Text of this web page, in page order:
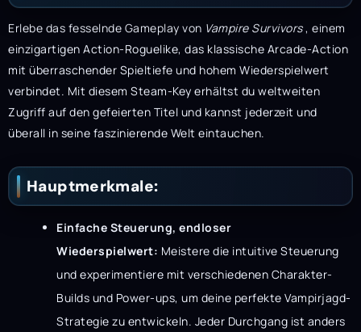
Erlebe das fesselnde Gameplay von Vampire Survivors, einem
einzigartigen Action-Roguelike, das klassische Arcade-Action
mit überraschender Spieltiefe und hohem Wiederspielwert
verbindet. Mit diesem Steam-Key erhältst du weltweiten
Zugriff auf den gefeierten Titel und kannst jederzeit und
überall in seine faszinierende Welt eintauchen.
Hauptmerkmale:
Einfache Steuerung, endloser
Wiederspielwert: Meistere die intuitive Steuerung
und experimentiere mit verschiedenen Charakter-
Builds und Power-ups, um deine perfekte Vampirjagd-
Strategie zu entwickeln. Jeder Durchgang ist anders